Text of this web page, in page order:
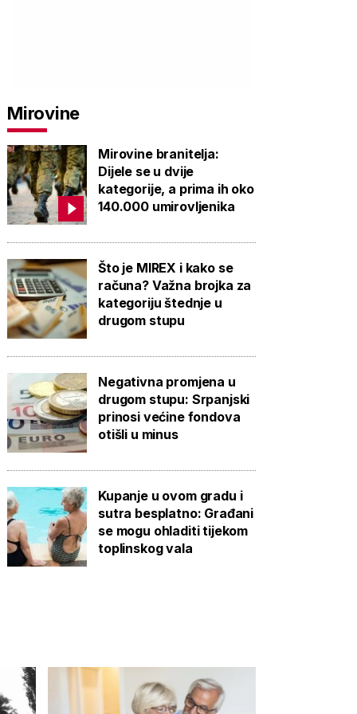
Mirovine
Mirovine branitelja:
Dijele se u dvije
kategorije, a prima ih oko
140.000 umirovljenika
Što je MIREX i kako se
računa? Važna brojka za
kategoriju štednje u
drugom stupu
Negativna promjena u
drugom stupu: Srpanjski
prinosi većine fondova
otišli u minus
Kupanje u ovom gradu i
sutra besplatno: Građani
se mogu ohladiti tijekom
toplinskog vala